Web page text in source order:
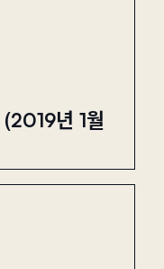
년 1월